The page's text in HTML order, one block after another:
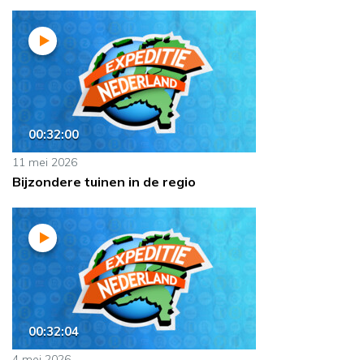
00:32:00
11 mei 2026
Bijzondere tuinen in de regio
00:32:04